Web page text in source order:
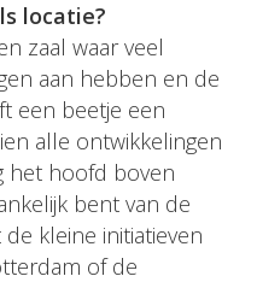
locatie?
zaal waar veel
aan hebben en de
een beetje een
alle ontwikkelingen
het hoofd boven
bent van de
kleine initiatieven
of de